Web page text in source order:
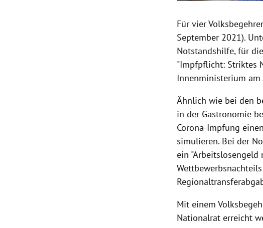
Für vier
September 2021).
Notstandshilfe, für
"Impfpflicht: Striktes
Innenministerium am
Ähnlich wie bei den
in der Gastronomie
Corona-Impfung
simulieren. Bei der
ein "Arbeitslosengeld
Mit einem
Nationalrat erreicht